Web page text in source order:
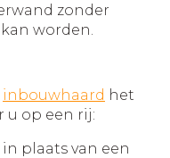
zonder
worden.
inbouwhaard het
u op een rij:
plaats van een